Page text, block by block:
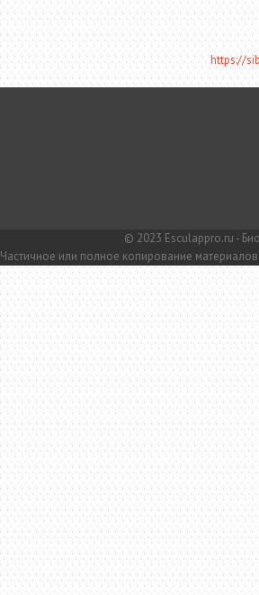
https://
© 2023 Esculappro.ru -
Частичное или полное копирование